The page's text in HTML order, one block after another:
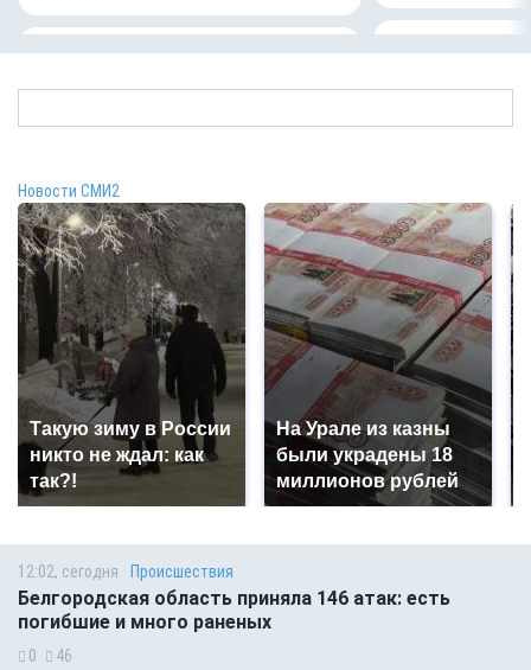
Новости СМИ2
Такую зиму в России
никто не ждал: как
так?!
На Урале из казны
были украдены 18
миллионов рублей
12:02, сегодня Происшествия
Белгородская область приняла 146 атак: есть
погибшие и много раненых
0 46